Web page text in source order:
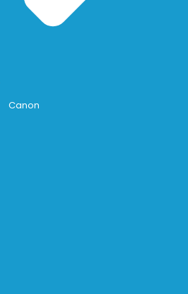
Canon